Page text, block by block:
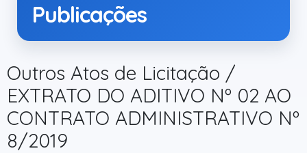
Publicações
Outros Atos de Licitação /
EXTRATO DO ADITIVO Nº 02 AO
CONTRATO ADMINISTRATIVO Nº
8/2019